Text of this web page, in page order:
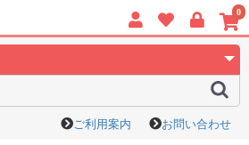
0
ご利用案内 お問い合わせ